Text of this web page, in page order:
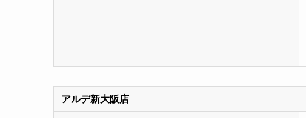
アルデ新大阪店